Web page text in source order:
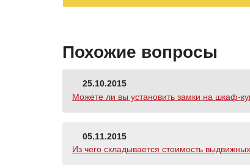
Похожие вопросы
25.10.2015
Можете ли вы установить замки на шкаф-
05.11.2015
Из чего складывается стоимость